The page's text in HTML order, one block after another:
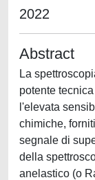
2022
Abstract
La
potente
l'elevata
chimiche,
segnale di
della
anelastico (o